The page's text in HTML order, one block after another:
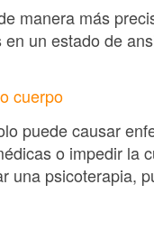
manera más
un estado de
cuerpo
puede causar
o impedir la
una psicoterapia,